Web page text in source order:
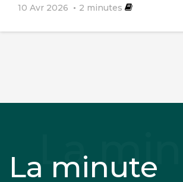
10 Avr 2026 2 minutes
La minute